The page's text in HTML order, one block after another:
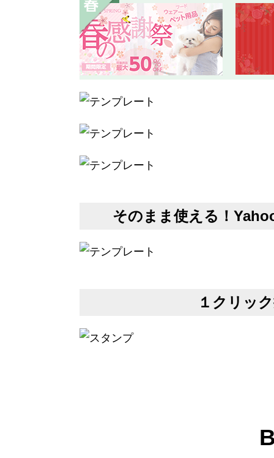
そのまま使える！
１クリッ